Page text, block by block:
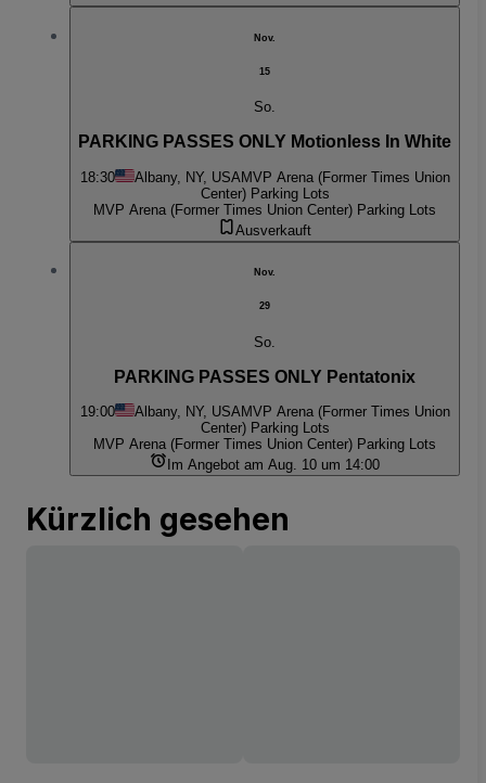
Nov.
15
So.
PARKING PASSES ONLY Motionless In White
18:30 Albany, NY, USAMVP Arena (Former Times Union
Center) Parking Lots
MVP Arena (Former Times Union Center) Parking Lots
Ausverkauft
Nov.
29
So.
PARKING PASSES ONLY Pentatonix
19:00 Albany, NY, USAMVP Arena (Former Times Union
Center) Parking Lots
MVP Arena (Former Times Union Center) Parking Lots
Im Angebot am Aug. 10 um 14:00
Kürzlich gesehen